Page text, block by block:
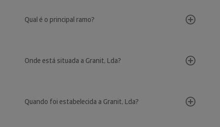
Qual é o principal ramo?
Onde está situada a Granit, Lda?
Quando foi estabelecida a Granit, Lda?